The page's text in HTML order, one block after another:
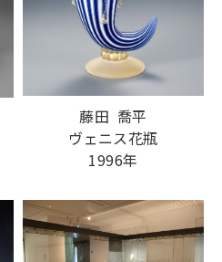
藤田 喬平
ヴェニス花瓶
1996年